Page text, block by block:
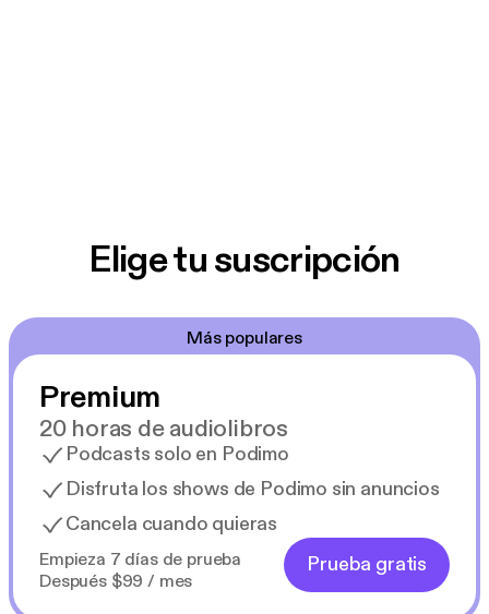
Elige tu suscripción
Más populares
Premium
20 horas de audiolibros
Podcasts solo en Podimo
Disfruta los shows de Podimo sin anuncios
Cancela cuando quieras
Empieza 7 días de prueba
Después $99 / mes
Prueba gratis